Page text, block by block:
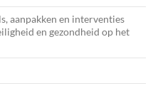
aanpakken en interventies
en gezondheid op het